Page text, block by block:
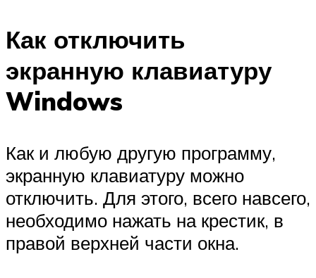
Как отключить
экранную клавиатуру
Windows
Как и любую другую программу,
экранную клавиатуру можно
отключить. Для этого, всего навсего,
необходимо нажать на крестик, в
правой верхней части окна.